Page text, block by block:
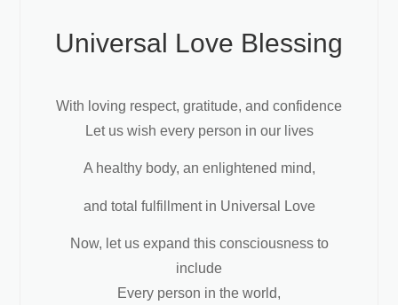
Universal Love Blessing
With loving respect, gratitude, and confidence
Let us wish every person in our lives
A healthy body, an enlightened mind,
and total fulfillment in Universal Love
Now, let us expand this consciousness to
include
Every person in the world,